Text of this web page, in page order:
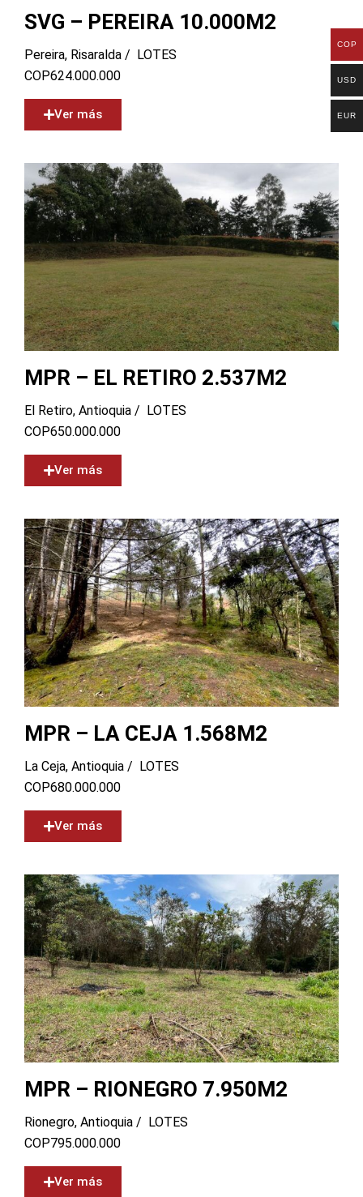
SVG – PEREIRA 10.000M2
Pereira, Risaralda / LOTES
COP624.000.000
Ver más
MPR – EL RETIRO 2.537M2
El Retiro, Antioquia / LOTES
COP650.000.000
Ver más
MPR – LA CEJA 1.568M2
La Ceja, Antioquia / LOTES
COP680.000.000
Ver más
MPR – RIONEGRO 7.950M2
Rionegro, Antioquia / LOTES
COP795.000.000
Ver más
COP
USD
EUR